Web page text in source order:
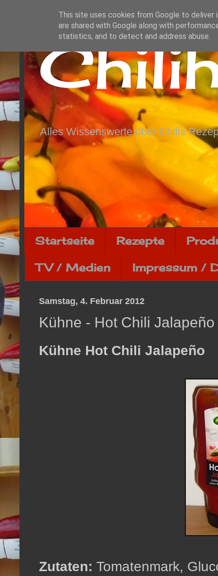
Alles Wissenswerte über Chilis
Startseite Rezepte
TV / Medien Impressum /
Samstag, 4. Februar 2012
Kühne - Hot Chili Jalapeño
Kühne Hot Chili Jalapeño
Zutaten: Tomatenmark,
This site uses cookies from Google to deliver
are shared with Google along with
statistics, and to detect and address abuse.